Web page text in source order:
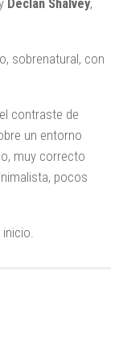
Declan Shalvey,
sobrenatural, con
contraste de
un entorno
muy correcto
pocos